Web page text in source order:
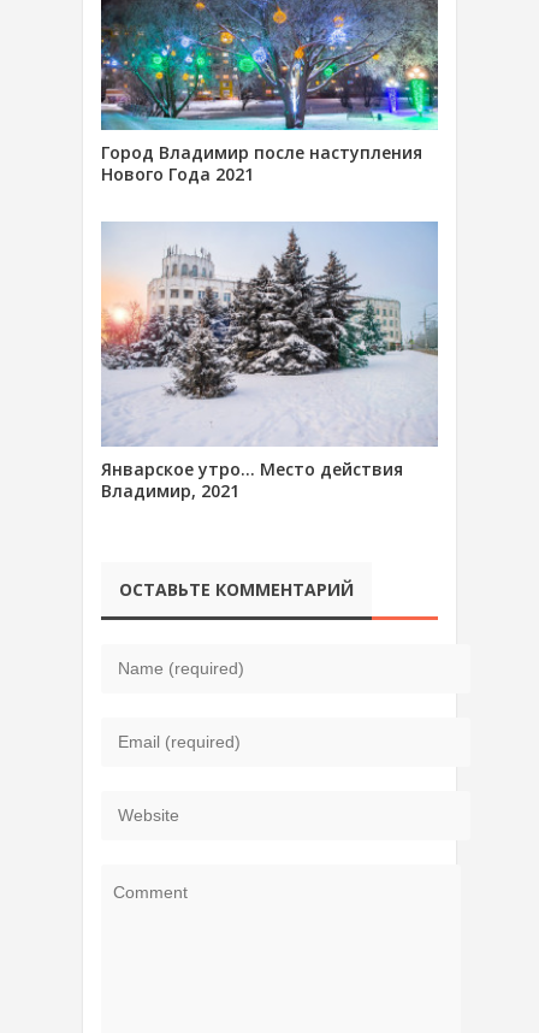
Город Владимир после наступления
Нового Года 2021
Январское утро… Место действия
Владимир, 2021
ОСТАВЬТЕ КОММЕНТАРИЙ